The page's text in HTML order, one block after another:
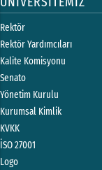
Rektör
Rektör Yardımcıları
Kalite Komisyonu
Senato
Yönetim Kurulu
Kurumsal Kimlik
KVKK
İSO 27001
Logo